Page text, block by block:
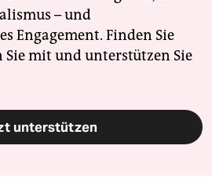
– und
Engagement. Finden Sie
Sie mit und unterstützen Sie
unterstützen